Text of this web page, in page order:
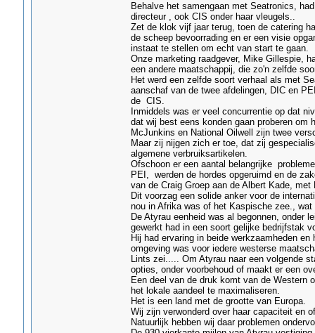
Behalve het samengaan met Seatronics,
directeur , ook CIS onder haar vleugels..
Zet de klok vijf jaar terug, toen de catering
de scheep bevoorrading en er een visie
instaat te stellen om echt van start te gaan.
Onze marketing raadgever, Mike Gillespie,
een andere maatschappij, die zo'n zelfde
Het werd een zelfde soort verhaal als met
aanschaf van de twee afdelingen, DIC en
de CIS.
Inmiddels was er veel concurrentie op dat
dat wij best eens konden gaan proberen om
McJunkins en National Oilwell zijn twee
Maar zij nijgen zich er toe, dat zij
algemene verbruiksartikelen.
Ofschoon er een aantal belangrijke
PEI, werden de hordes opgeruimd en de
van de Craig Groep aan de Albert Kade,
Dit voorzag een solide anker voor de
nou in Afrika was of het Kaspische zee.,
De Atyrau eenheid was al begonnen, onder
gewerkt had in een soort gelijke bedrijfstak
Hij had ervaring in beide werkzaamheden
omgeving was voor iedere westerse
Lints zei..... Om Atyrau naar een volgende
opties, onder voorbehoud of maakt er een
Een deel van de druk komt van de Western
het lokale aandeel te maximaliseren.
Het is een land met de grootte van Europa.
Wij zijn verwonderd over haar capaciteit en
Natuurlijk hebben wij daar problemen